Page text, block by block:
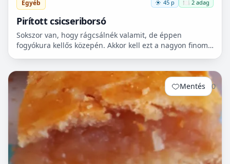
Egyéb 45 p 🍽️ 2 adag
Pirított csicseriborsó
Sokszor van, hogy rágcsálnék valamit, de éppen
fogyókura kellős közepén. Akkor kell ezt a nagyon finom
Mentés 0